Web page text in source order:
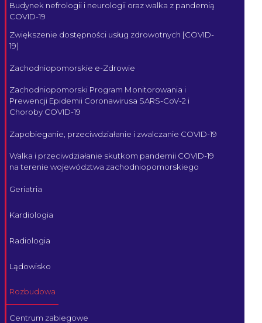
Budynek nefrologii i neurologii oraz walka z pandemią
COVID-19
Zwiększenie dostępności usług zdrowotnych [COVID-
19]
Zachodniopomorskie e-Zdrowie
Zachodniopomorski Program Monitorowania i
Prewencji Epidemii Coronawirusa SARS-CoV-2 i
Choroby COVID-19
Zapobieganie, przeciwdziałanie i zwalczanie COVID-19
Walka i przeciwdziałanie skutkom pandemii COVID-19
na terenie województwa zachodniopomorskiego
Geriatria
Kardiologia
Radiologia
Lądowisko
Rozbudowa
Centrum zabiegowe